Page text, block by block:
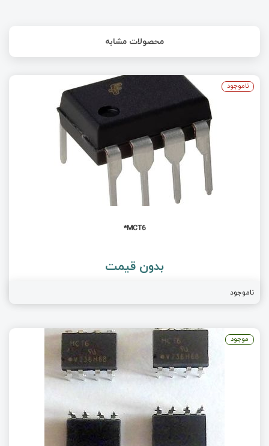
محصولات مشابه
MCT6*
بدون قیمت
ناموجود
ناموجود
موجود